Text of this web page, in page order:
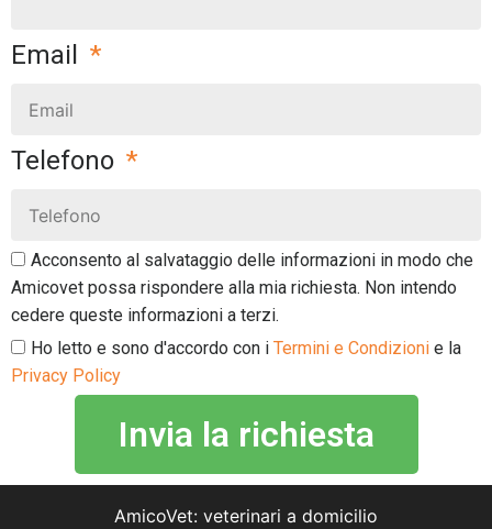
Email
Telefono
Acconsento al salvataggio delle informazioni in modo che
Amicovet possa rispondere alla mia richiesta. Non intendo
cedere queste informazioni a terzi.
Ho letto e sono d'accordo con i Termini e Condizioni e la
Privacy Policy
Invia la richiesta
AmicoVet: veterinari a domicilio